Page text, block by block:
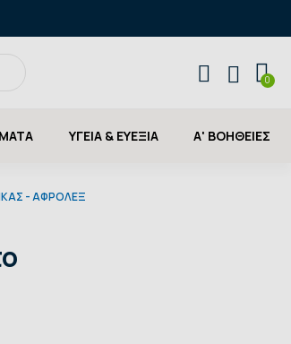
ΥΓΕΙΑ & ΕΥΕΞΙΑ Α' ΒΟΗΘΕΙΕΣ
- ΑΦΡΟΛΈΞ